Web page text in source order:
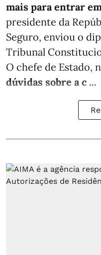
mais para entrar
presidente da
Seguro, enviou o
Tribunal
O chefe de Estado,
dúvidas sobre a c ...